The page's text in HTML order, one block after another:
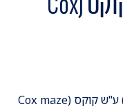
ניתוח המבוכים (מבוך באנגלית = maze) ע"ש קוקס (Cox maze